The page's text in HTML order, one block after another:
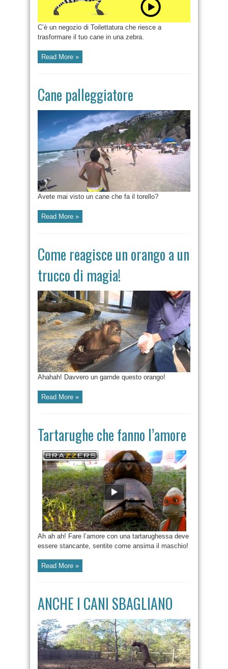
C’è un negozio di Toilettatura che riesce a
trasformare il tuo cane in una zebra.
Read More »
Cane palleggiatore
Avete mai visto un cane che fa il torello?
Read More »
Come reagisce un orango a un
trucco di magia!
Ahahah! Davvero un garnde questo orango!
Read More »
Tartarughe che fanno l’amore
Ah ah ah! Fare l’amore con una tartarughessa deve
essere stancante, sentite come ansima il maschio!
Read More »
ANCHE I CANI SBAGLIANO